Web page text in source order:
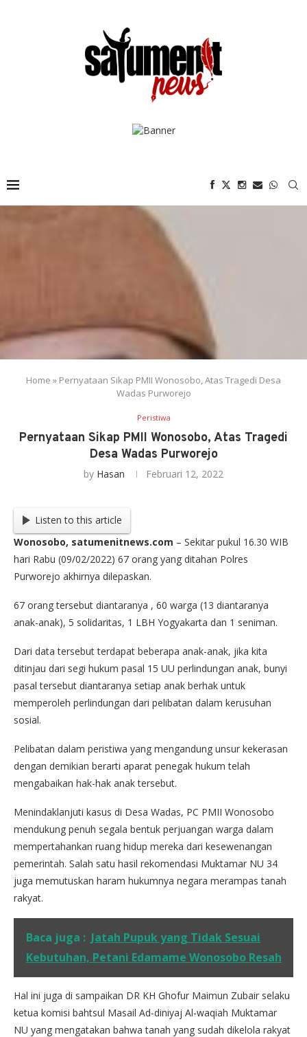
Home » Pernyataan Sikap PMII Wonosobo, Atas Tragedi Desa
Wadas Purworejo
Peristiwa
Pernyataan Sikap PMII Wonosobo, Atas Tragedi
Desa Wadas Purworejo
by Hasan Februari 12, 2022
Listen to this article
Wonosobo, satumenitnews.com – Sekitar pukul 16.30 WIB
hari Rabu (09/02/2022) 67 orang yang ditahan Polres
Purworejo akhirnya dilepaskan.
67 orang tersebut diantaranya , 60 warga (13 diantaranya
anak-anak), 5 solidaritas, 1 LBH Yogyakarta dan 1 seniman.
Dari data tersebut terdapat beberapa anak-anak, jika kita
ditinjau dari segi hukum pasal 15 UU perlindungan anak, bunyi
pasal tersebut diantaranya setiap anak berhak untuk
memperoleh perlindungan dari pelibatan dalam kerusuhan
sosial.
Pelibatan dalam peristiwa yang mengandung unsur kekerasan
dengan demikian berarti aparat penegak hukum telah
mengabaikan hak-hak anak tersebut.
Menindaklanjuti kasus di Desa Wadas, PC PMII Wonosobo
mendukung penuh segala bentuk perjuangan warga dalam
mempertahankan ruang hidup mereka dari kesewenangan
pemerintah. Salah satu hasil rekomendasi Muktamar NU 34
juga memutuskan haram hukumnya negara merampas tanah
rakyat.
Baca juga : Jatah Pupuk yang Tidak Sesuai
Kebutuhan, Petani Edamame Wonosobo Resah
Hal ini juga di sampaikan DR KH Ghofur Maimun Zubair selaku
ketua komisi bahtsul Masail Ad-diniyaj Al-waqiah Muktamar
NU yang mengatakan bahwa tanah yang sudah dikelola rakyat